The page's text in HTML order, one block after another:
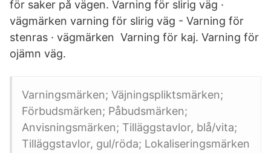
för saker på vägen. Varning för slirig väg ·
vägmärken varning för slirig väg - Varning för
stenras · vägmärken Varning för kaj. Varning för
ojämn väg.
Varningsmärken; Väjningspliktsmärken;
Förbudsmärken; Påbudsmärken;
Anvisningsmärken; Tilläggstavlor, blå/vita;
Tilläggstavlor, gul/röda; Lokaliseringsmärken